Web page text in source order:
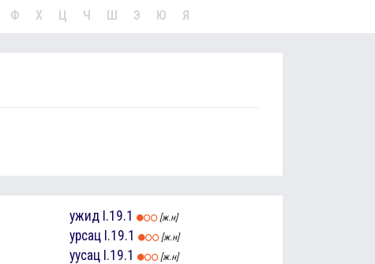
Ф Х Ц Ч Ш Э Ю Я
ужид I.19.1 [ж.н]
урсац I.19.1 [ж.н]
уусац I.19.1 [ж.н]